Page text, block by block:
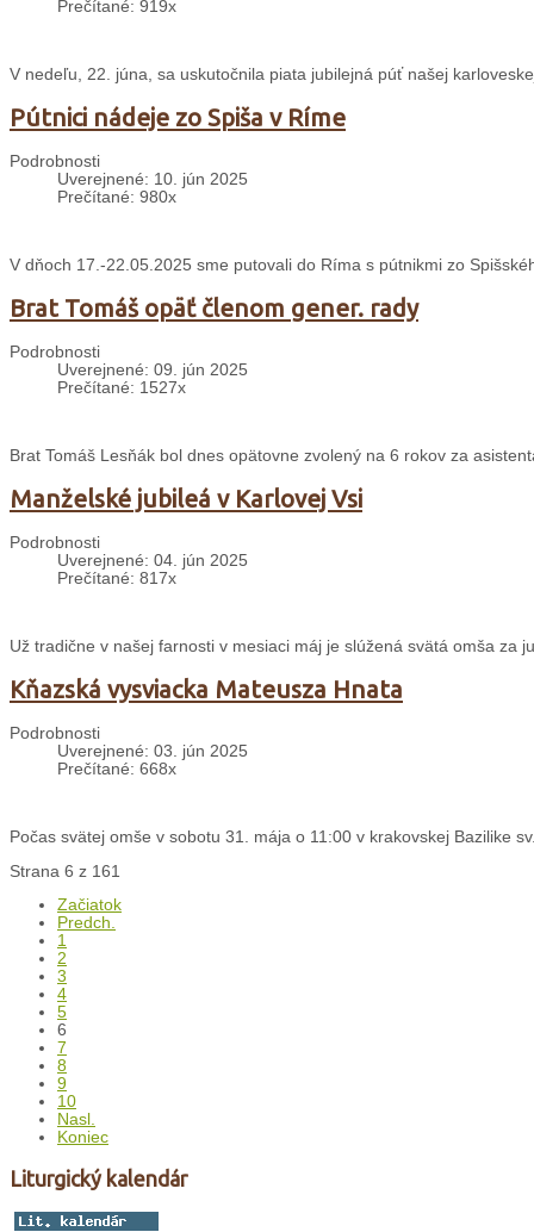
Prečítané: 919x
V nedeľu, 22. júna, sa uskutočnila piata jubilejná púť našej
Pútnici nádeje zo Spiša v Ríme
Podrobnosti
Uverejnené: 10. jún 2025
Prečítané: 980x
V dňoch 17.-22.05.2025 sme putovali do Ríma s pútnikmi zo
Brat Tomáš opäť členom gener. rady
Podrobnosti
Uverejnené: 09. jún 2025
Prečítané: 1527x
Brat Tomáš Lesňák bol dnes opätovne zvolený na 6 rokov za
Manželské jubileá v Karlovej Vsi
Podrobnosti
Uverejnené: 04. jún 2025
Prečítané: 817x
Už tradične v našej farnosti v mesiaci máj je slúžená svätá omša za
Kňazská vysviacka Mateusza Hnata
Podrobnosti
Uverejnené: 03. jún 2025
Prečítané: 668x
Počas svätej omše v sobotu 31. mája o 11:00 v krakovskej Bazilike
Strana 6 z 161
Začiatok
Predch.
1
2
3
4
5
6
7
8
9
10
Nasl.
Koniec
Liturgický kalendár